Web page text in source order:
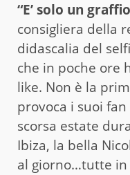
“E’ solo un
consigliera della
didascalia del
che in poche ore
like. Non è la
provoca i suoi
scorsa estate
Ibiza, la bella
al giorno…tutte in